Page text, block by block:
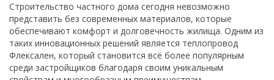
Строительство частного дома сегодня невозможно
представить без современных материалов, которые
обеспечивают комфорт и долговечность жилища. Одним из
таких инновационных решений является теплопровод
Флексален, который становится всё более популярным
среди застройщиков благодаря своим уникальным